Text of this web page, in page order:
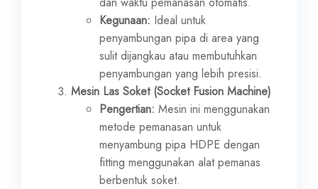
Kegunaan: Ideal untuk
penyambungan pipa di area yang
sulit dijangkau atau membutuhkan
penyambungan yang lebih presisi.
Mesin Las Soket (Socket Fusion Machine)
Pengertian: Mesin ini menggunakan
metode pemanasan untuk
menyambung pipa HDPE dengan
fitting menggunakan alat pemanas
berbentuk soket.